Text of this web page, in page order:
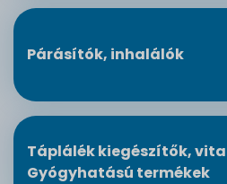
Párásítók, inhalálók
Táplálék kiegészítők,
Gyógyhatású termékek